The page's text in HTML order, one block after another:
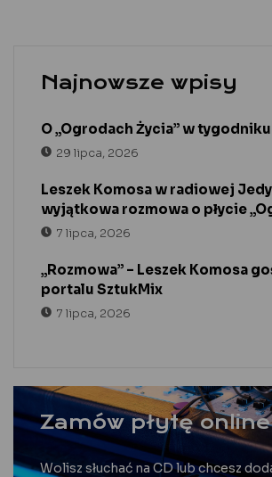
Najnowsze wpisy
O „Ogrodach Życia” w
29 lipca, 2026
Leszek Komosa w radiowej
wyjątkowa rozmowa o płycie
7 lipca, 2026
„Rozmowa” – Leszek Komosa
portalu SztukMix
7 lipca, 2026
Zamów płytę online
Wolisz słuchać na CD lub chcesz